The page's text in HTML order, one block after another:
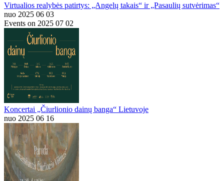
Virtualios realybės patirtys: „Angelų takais“ ir „Pasaulių sutvėrimas“
nuo 2025 06 03
Events on 2025 07 02
Koncertai „Čiurlionio dainų banga“ Lietuvoje
nuo 2025 06 16